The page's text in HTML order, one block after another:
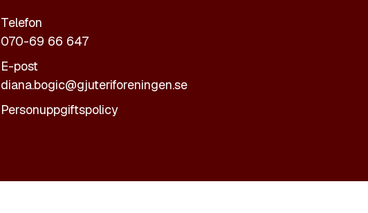
Telefon
070-69 66 647
E-post
diana.bogic@gjuteriforeningen.se
Personuppgiftspolicy